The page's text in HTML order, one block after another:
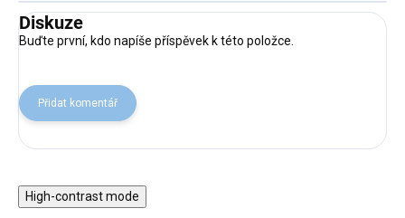
Diskuze
Buďte první, kdo napíše příspěvek k této položce.
Přidat komentář
High-contrast mode